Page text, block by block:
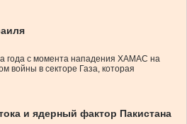
года с момента нападения ХАМАС на
войны в секторе Газа, которая
и ядерный фактор Пакистана